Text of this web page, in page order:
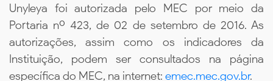
Unyleya foi autorizada pelo MEC por meio da
Portaria nº 423, de 02 de setembro de 2016. As
autorizações, assim como os indicadores da
Instituição, podem ser consultados na página
específica do MEC, na internet: emec.mec.gov.br.